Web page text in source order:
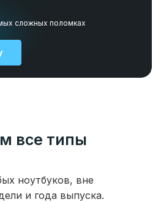
сложных поломках
все типы
ноутбуков, вне
и года выпуска.